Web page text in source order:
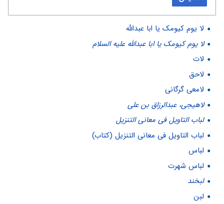
لا یوم کیومک یا ابا عبدالله
لا یوم کیومک یا ابا عبدالله علیه السلام
لات
لاحق
لامعی گرگانی
لاهیجی، عبدالرزاق بن علی
لباب التاويل فى معانى التنزيل
لباب التاويل فى معانى التنزيل (کتاب)
لباس
لباس شهرت
لبخند
لبن